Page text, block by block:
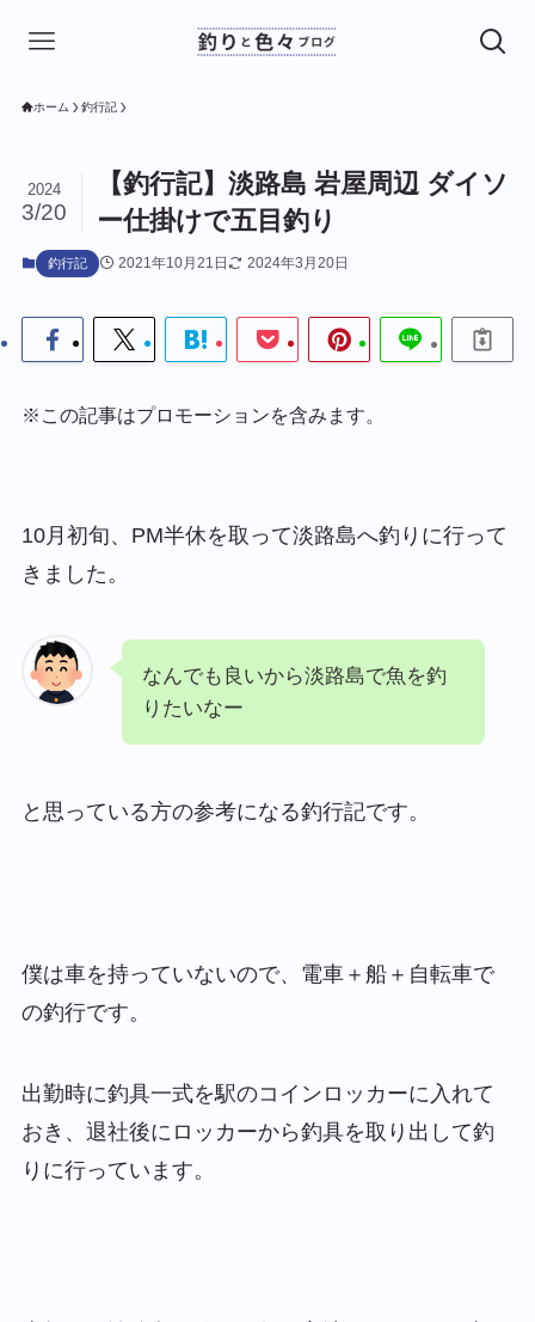
ホーム 釣行記
【釣行記】淡路島 岩屋周辺 ダイソ
ー仕掛けで五目釣り
2024
3/20
釣行記 2021年10月21日 2024年3月20日
※この記事はプロモーションを含みます。
10月初旬、PM半休を取って淡路島へ釣りに行って
きました。
なんでも良いから淡路島で魚を釣
りたいなー
と思っている方の参考になる釣行記です。
僕は車を持っていないので、電車＋船＋自転車で
の釣行です。
出勤時に釣具一式を駅のコインロッカーに入れて
おき、退社後にロッカーから釣具を取り出して釣
りに行っています。